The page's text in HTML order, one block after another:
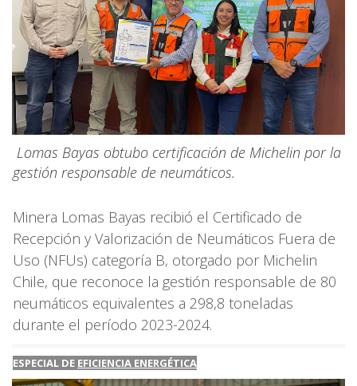
Lomas Bayas obtubo certificación de Michelin por la
gestión responsable de neumáticos.
Minera Lomas Bayas recibió el Certificado de
Recepción y Valorización de Neumáticos Fuera de
Uso (NFUs) categoría B, otorgado por Michelin
Chile, que reconoce la gestión responsable de 80
neumáticos equivalentes a 298,8 toneladas
durante el período 2023-2024.
ESPECIAL DE EFICIENCIA ENERGÉTICA